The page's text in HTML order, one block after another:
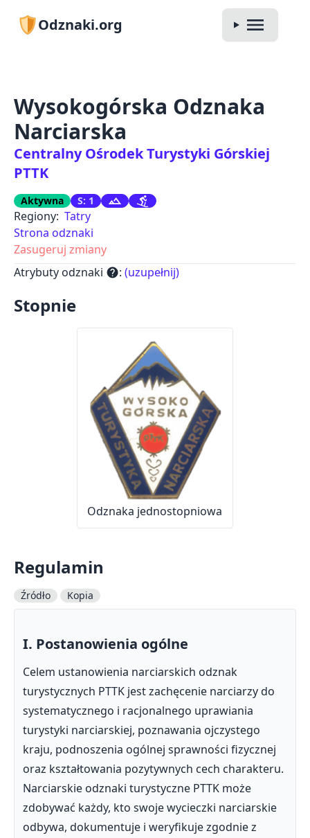
Odznaki.org
Wysokogórska Odznaka
Narciarska
Centralny Ośrodek Turystyki Górskiej
PTTK
Aktywna S: 1
Regiony: Tatry
Strona odznaki
Zasugeruj zmiany
Atrybuty odznaki help: (uzupełnij)
Stopnie
Odznaka jednostopniowa
Regulamin
Źródło Kopia
I. Postanowienia ogólne
Celem ustanowienia narciarskich odznak
turystycznych PTTK jest zachęcenie narciarzy do
systematycznego i racjonalnego uprawiania
turystyki narciarskiej, poznawania ojczystego
kraju, podnoszenia ogólnej sprawności fizycznej
oraz kształtowania pozytywnych cech charakteru.
Narciarskie odznaki turystyczne PTTK może
zdobywać każdy, kto swoje wycieczki narciarskie
odbywa, dokumentuje i weryfikuje zgodnie z